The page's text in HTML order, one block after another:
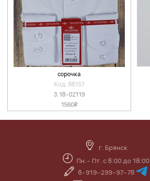
сорочка
Код: 88157
3.18-02119
1560v
г. Брянск
Пн.- Пт. с 8:00 до 18:00
8-919-299-97-78